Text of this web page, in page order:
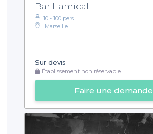
Bar L'amical
10 - 100 pers.
Marseille
Sur devis
Établissement non réservable
Faire une demande